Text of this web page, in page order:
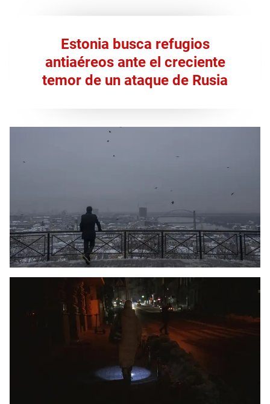
Estonia busca refugios
antiaéreos ante el creciente
temor de un ataque de Rusia